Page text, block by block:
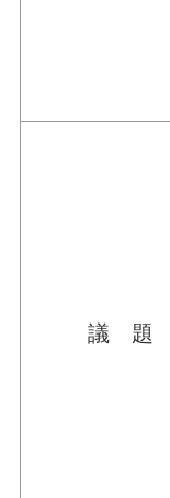
議 題